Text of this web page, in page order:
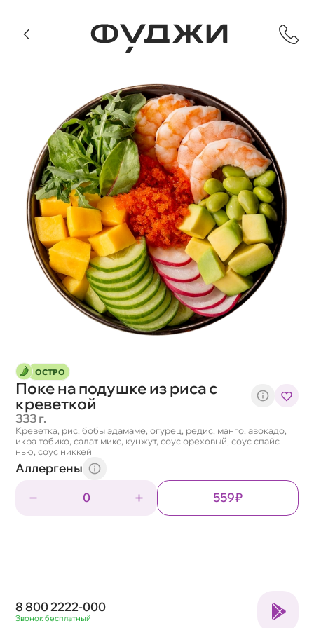
ОСТРО
Поке на подушке из риса с
креветкой
333 г.
Креветка, рис, бобы эдамаме, огурец, редис, манго, авокадо,
икра тобико, салат микс, кунжут, соус ореховый, соус спайс
нью, соус никкей
Аллергены
0
559₽
8 800 2222-000
Звонок бесплатный